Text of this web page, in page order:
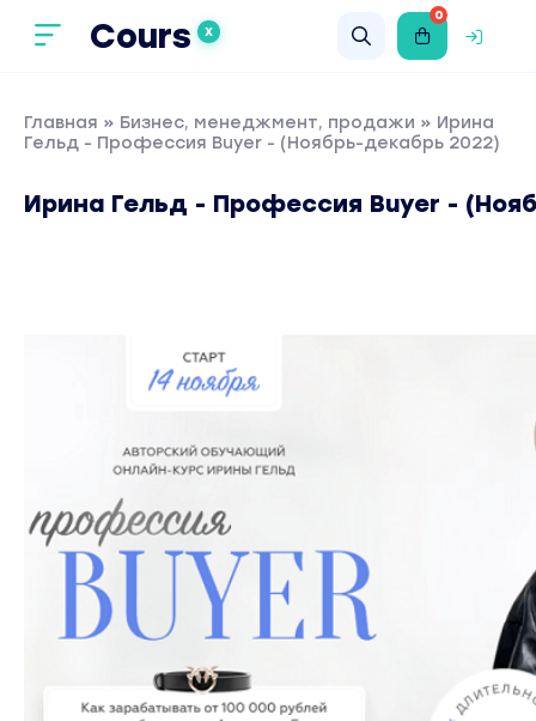
Cours X
0
Главная » Бизнес, менеджмент, продажи » Ирина
Гельд - Профессия Buyer - (Ноябрь-декабрь 2022)
Ирина Гельд - Профессия Buyer -